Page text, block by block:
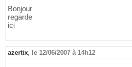
Bonjour
regarde
ici
azertix, le 12/06/2007 à 14h12